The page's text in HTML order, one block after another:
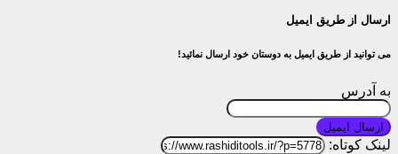
ارسال از طریق ایمیل
می توانید از طریق ایمیل به دوستان خود ارسال نمائید!
به آدرس
ارسال ایمیل
لینک کوتاه: